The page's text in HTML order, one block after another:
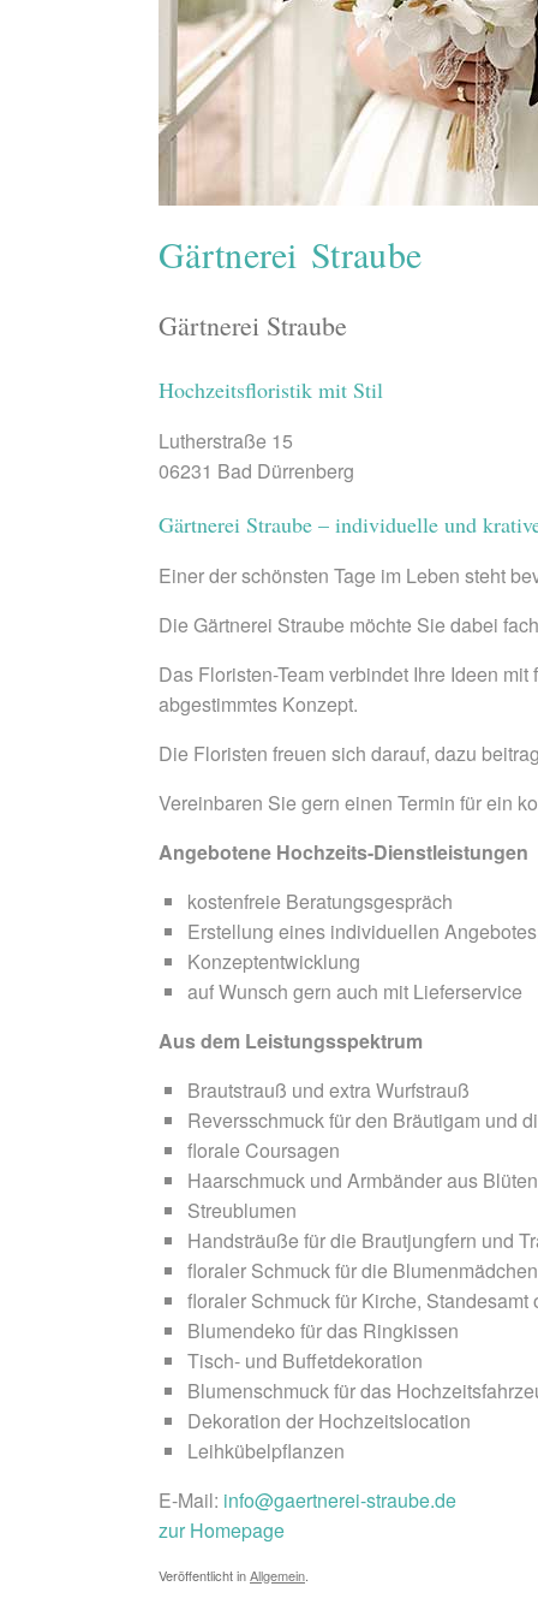
Gärtnerei Straube
Gärtnerei Straube
Hochzeitsfloristik mit Stil
Lutherstraße 15
06231 Bad Dürrenberg
Gärtnerei Straube – individuelle und
Einer der schönsten Tage im Leben steht
Die Gärtnerei Straube möchte Sie dabei
Das Floristen-Team verbindet Ihre Ideen
abgestimmtes Konzept.
Die Floristen freuen sich darauf, dazu
Vereinbaren Sie gern einen Termin für ein
Angebotene Hochzeits-Dienstleistungen
kostenfreie Beratungsgespräch
Erstellung eines individuellen
Konzeptentwicklung
auf Wunsch gern auch mit Lieferservice
Aus dem Leistungsspektrum
Brautstrauß und extra Wurfstrauß
Reversschmuck für den Bräutigam und
florale Coursagen
Haarschmuck und Armbänder aus Blüten
Streublumen
Handsträuße für die Brautjungfern und
floraler Schmuck für die
floraler Schmuck für Kirche, Standesamt
Blumendeko für das Ringkissen
Tisch- und Buffetdekoration
Blumenschmuck für das
Dekoration der Hochzeitslocation
Leihkübelpflanzen
E-Mail: info@gaertnerei-straube.de
zur Homepage
Veröffentlicht inAllgemein